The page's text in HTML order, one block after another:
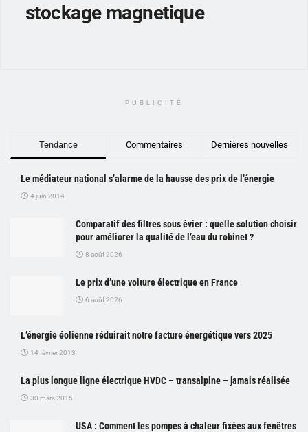
stockage magnetique
PUBLICITÉ
Tendance Commentaires Dernières nouvelles
Le médiateur national s’alarme de la hausse des prix de l’énergie
4 juin 2014
Comparatif des filtres sous évier : quelle solution choisir
pour améliorer la qualité de l’eau du robinet ?
8 août 2026
Le prix d’une voiture électrique en France
6 août 2026
L’énergie éolienne réduirait notre facture énergétique vers 2025
14 février 2013
La plus longue ligne électrique HVDC – transalpine – jamais réalisée
30 mars 2015
USA : Comment les pompes à chaleur fixées aux fenêtres